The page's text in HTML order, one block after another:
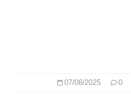
07/08/2025 0